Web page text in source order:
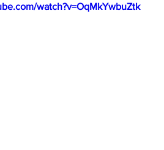
watch?v=OqMkYwbuZtk